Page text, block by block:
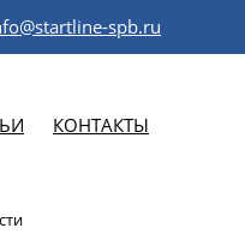
spb.ru
КОНТАКТЫ